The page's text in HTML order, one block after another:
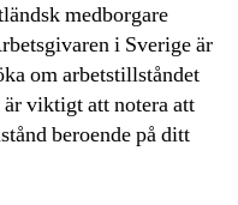
medborgare
i Sverige är
om arbetstillståndet
viktigt att notera att
beroende på ditt